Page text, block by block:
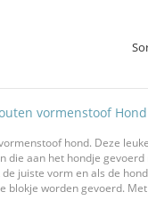
vormenstoof
hond. Deze
die aan het hondje
juiste vorm en als de
blokje worden gevoerd.